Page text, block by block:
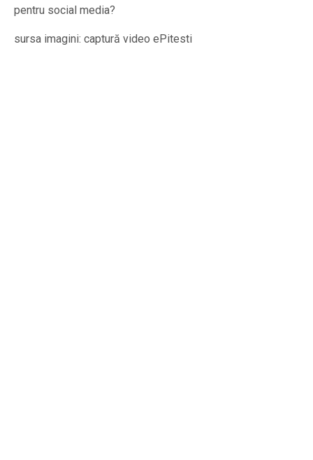
pentru social media?
sursa imagini: captură video ePitesti